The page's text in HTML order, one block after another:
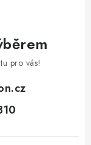
pro vás!